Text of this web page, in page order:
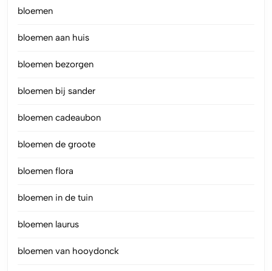
bloemen
bloemen aan huis
bloemen bezorgen
bloemen bij sander
bloemen cadeaubon
bloemen de groote
bloemen flora
bloemen in de tuin
bloemen laurus
bloemen van hooydonck